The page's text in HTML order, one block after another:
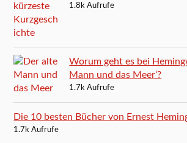
1.8k Aufrufe
Worum geht es bei
Mann und das Meer‘?
1.7k Aufrufe
Die 10 besten Bücher von Ernest
1.7k Aufrufe